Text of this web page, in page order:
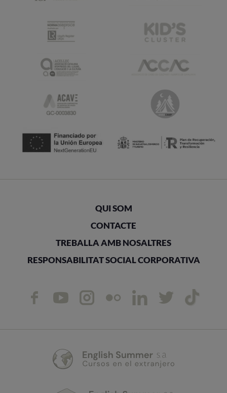
QUI SOM
CONTACTE
TREBALLA AMB NOSALTRES
RESPONSABILITAT SOCIAL CORPORATIVA